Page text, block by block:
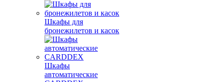
Шкафы для
бронежилетов и касок
Шкафы
автоматические